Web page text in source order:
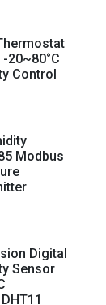
20~80°C
Control
Modbus
Digital
Sensor